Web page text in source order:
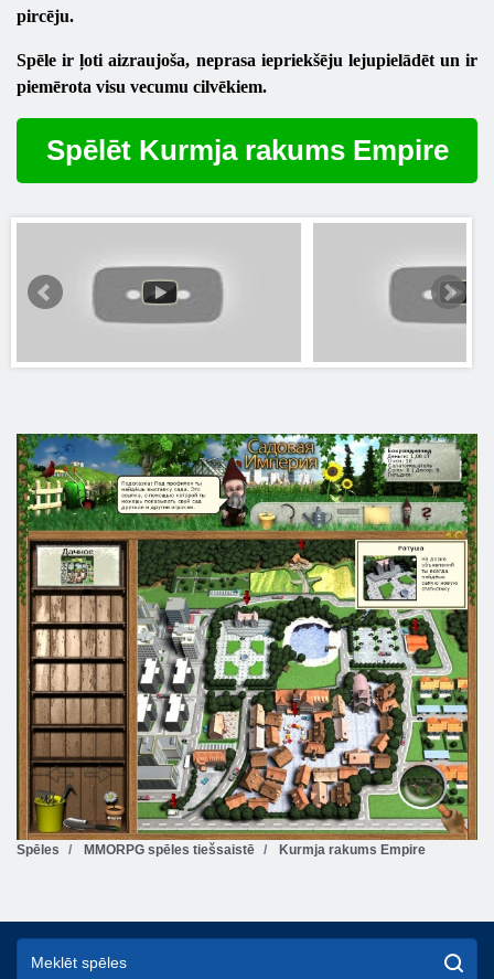
pircēju.
Spēle ir ļoti aizraujoša, neprasa iepriekšēju lejupielādēt un ir
piemērota visu vecumu cilvēkiem.
Spēlēt Kurmja rakums Empire
Spēles MMORPG spēles tiešsaistē Kurmja rakums Empire